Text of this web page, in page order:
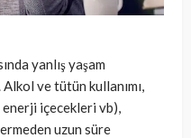
yanlış yaşam
ve tütün kullanımı,
enerji içecekleri vb),
uzun süre